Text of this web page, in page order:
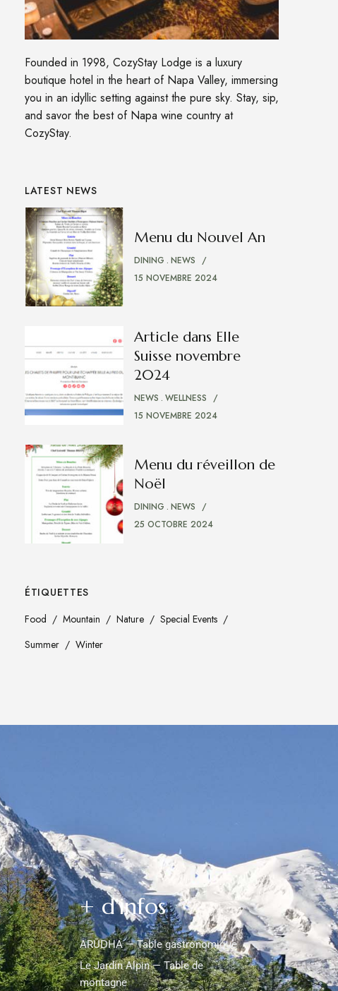
Founded in 1998, CozyStay Lodge is a luxury
boutique hotel in the heart of Napa Valley, immersing
you in an idyllic setting against the pure sky. Stay, sip,
and savor the best of Napa wine country at
CozyStay.
LATEST NEWS
Menu du Nouvel An
DINING NEWS
15 NOVEMBRE 2024
Article dans Elle
Suisse novembre
2024
NEWS WELLNESS
15 NOVEMBRE 2024
Menu du réveillon de
Noël
DINING NEWS
25 OCTOBRE 2024
ÉTIQUETTES
Food
Mountain Nature
Special Events
Summer
Winter
+ d'infos
ARŪḌHA — Table gastronomique
Le Jardin Alpin — Table de
montagne